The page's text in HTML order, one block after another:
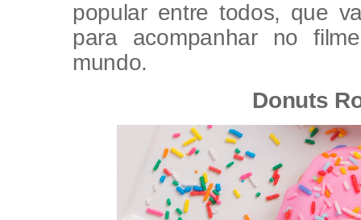
popular entre todos, que
para acompanhar no
mundo.
Donuts